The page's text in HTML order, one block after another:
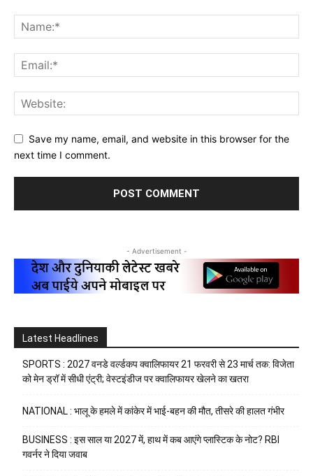
Save my name, email, and website in this browser for the
next time I comment.
- Advertisement -
Latest Headlines
SPORTS : 2027 वनडे वर्ल्डकप क्वालिफायर 21 फरवरी से 23 मार्च तक: विजेता
को मेन ड्रॉ में सीधी एंट्री; वेस्टइंडीज पर क्वालिफायर खेलने का खतरा
NATIONAL : भालू के हमले में कांकेर में भाई-बहन की मौत, तीसरे की हालत गंभीर
BUSINESS : इस साल या 2027 में, हाथ में कब आएंगे प्लास्टिक के नोट? RBI
गवर्नर ने दिया जवाब